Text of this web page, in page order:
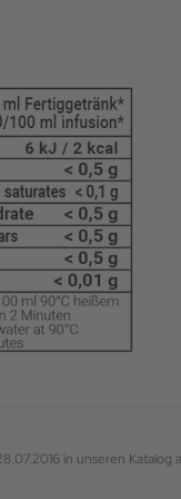
in unseren Katalog